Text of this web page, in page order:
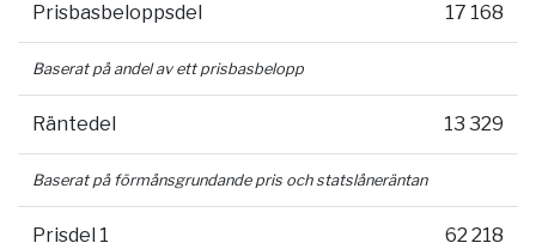
Prisbasbeloppsdel 17 168
Baserat på andel av ett prisbasbelopp
Räntedel 13 329
Baserat på förmånsgrundande pris och statslåneräntan
Prisdel 1 62 218